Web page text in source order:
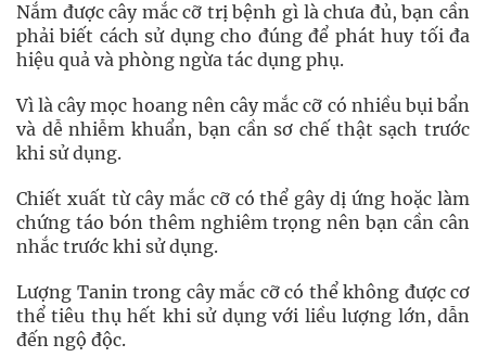
Nắm được cây mắc cỡ trị bệnh gì là chưa đủ, bạn cần
phải biết cách sử dụng cho đúng để phát huy tối đa
hiệu quả và phòng ngừa tác dụng phụ.
Vì là cây mọc hoang nên cây mắc cỡ có nhiều bụi bẩn
và dễ nhiễm khuẩn, bạn cần sơ chế thật sạch trước
khi sử dụng.
Chiết xuất từ cây mắc cỡ có thể gây dị ứng hoặc làm
chứng táo bón thêm nghiêm trọng nên bạn cần cân
nhắc trước khi sử dụng.
Lượng Tanin trong cây mắc cỡ có thể không được cơ
thể tiêu thụ hết khi sử dụng với liều lượng lớn, dẫn
đến ngộ độc.